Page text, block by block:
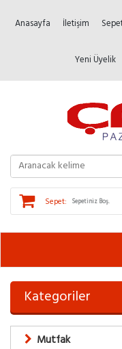
Anasayfa İletişim
Yeni Üyelik
Sepet: Sepetiniz Boş.
Kategoriler
Mutfak